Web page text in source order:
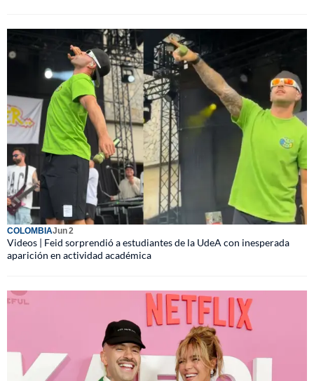
COLOMBIAJun 2
Videos | Feid sorprendió a estudiantes de la UdeA con inesperada
aparición en actividad académica